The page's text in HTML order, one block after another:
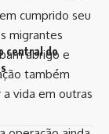
cumprido seu
migrantes
abrigo e
também
vida em outras
a uma
qualidade
Central
o cenário de
“horizonte
atual